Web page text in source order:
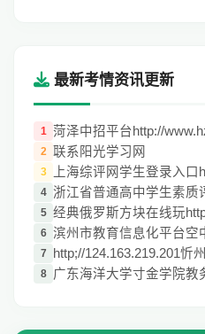
最新考情资讯更新
1 菏泽中招平台http://
2 联系阳光学习网
3 上海综评网学生登录入口
4 浙江省普通高中学生素质
5 经典俄罗斯方块在线玩
6 滨州市教育信息化平台空
7 http;//124.163.219.201忻
8 广东海洋大学寸金学院教